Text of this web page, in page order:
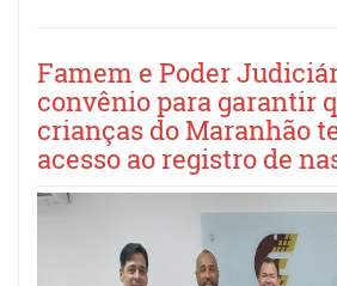
Famem e Poder
convênio para garantir
crianças do Maranhão
acesso ao registro de